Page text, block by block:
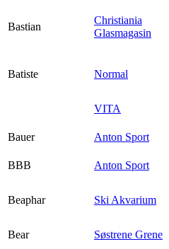
Bastian
Christiania
Glasmagasin
Batiste Normal
VITA
Bauer
Anton Sport
BBB
Anton Sport
Beaphar Ski Akvarium
Bear
Søstrene Grene